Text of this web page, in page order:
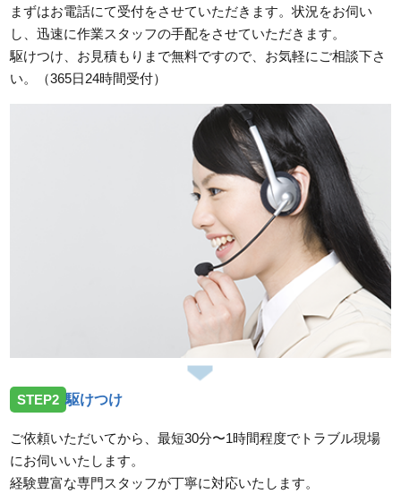
まずはお電話にて受付をさせていただきます。状況をお伺い
し、迅速に作業スタッフの手配をさせていただきます。
駆けつけ、お見積もりまで無料ですので、お気軽にご相談下さ
い。（365日24時間受付）
STEP2 駆けつけ
ご依頼いただいてから、最短30分〜1時間程度でトラブル現場
にお伺いいたします。
経験豊富な専門スタッフが丁寧に対応いたします。